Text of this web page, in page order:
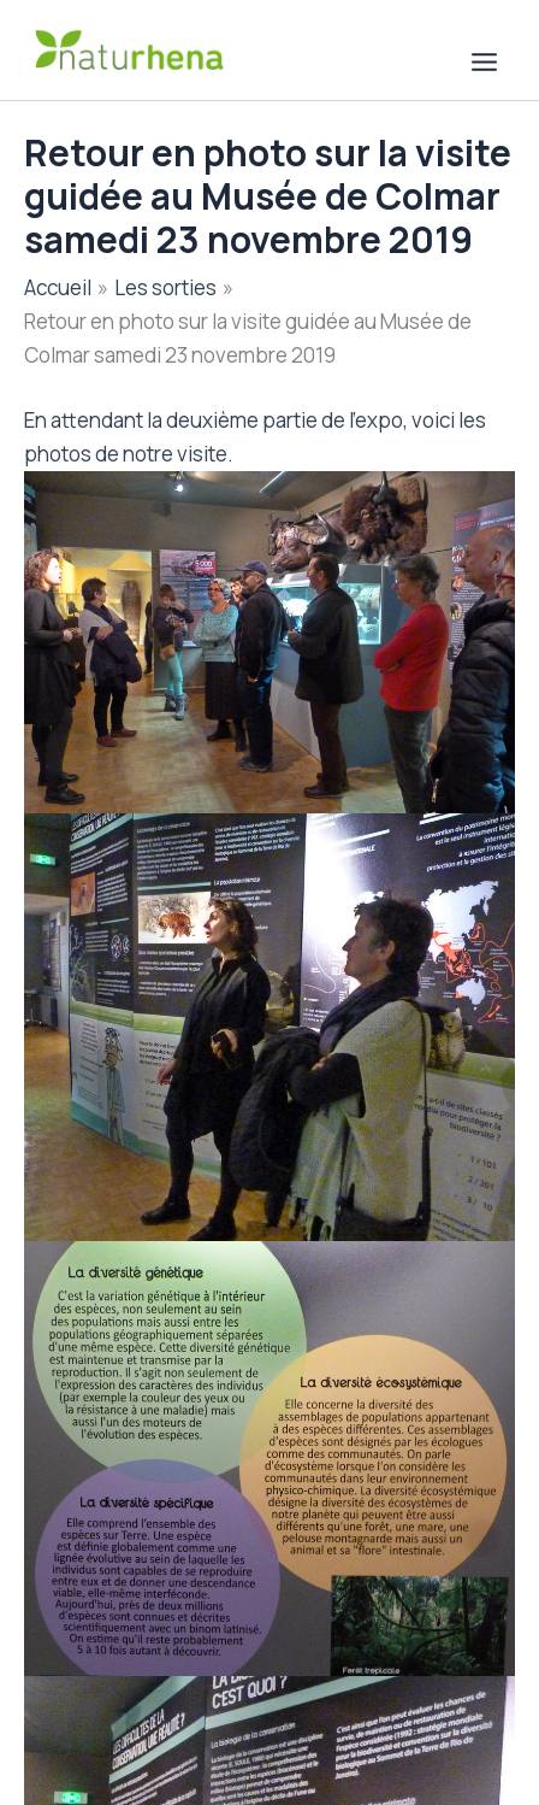
Retour en photo sur la visite
guidée au Musée de Colmar
samedi 23 novembre 2019
Accueil
Les sorties
Retour en photo sur la visite guidée au Musée de
Colmar samedi 23 novembre 2019
En attendant la deuxième partie de l’expo, voici les
photos de notre visite.